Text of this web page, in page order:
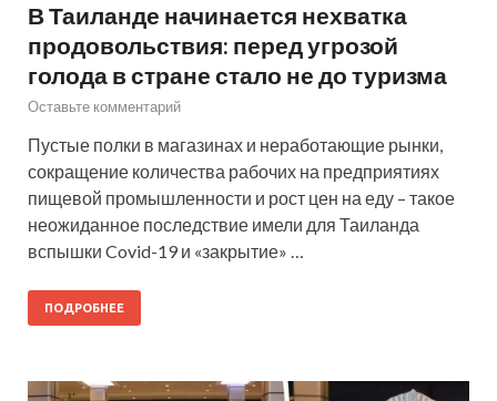
В Таиланде начинается нехватка
продовольствия: перед угрозой
голода в стране стало не до туризма
Оставьте комментарий
Пустые полки в магазинах и неработающие рынки,
сокращение количества рабочих на предприятиях
пищевой промышленности и рост цен на еду – такое
неожиданное последствие имели для Таиланда
вспышки Covid-19 и «закрытие» …
ПОДРОБНЕЕ